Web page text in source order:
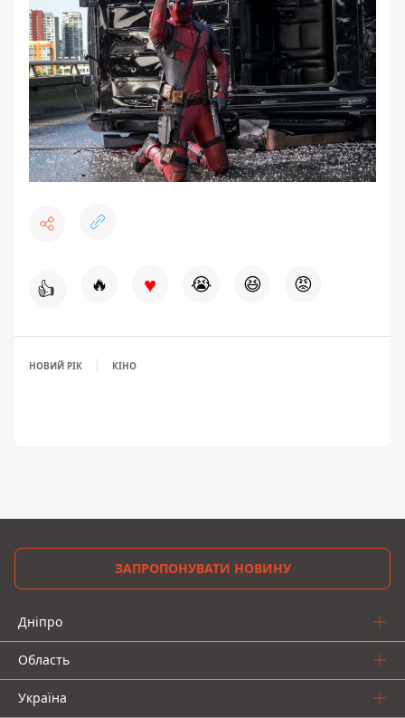
👍 🔥 ♥ 😭 😆 😡
НОВИЙ РІК КІНО
ЗАПРОПОНУВАТИ НОВИНУ
Дніпро
Область
Україна